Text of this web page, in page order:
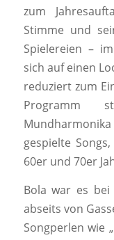
zum
Stimme und
Spielereien –
sich auf einen
reduziert zum
Programm
gespielte
60er und 70er
Bola war es
abseits von
Songperlen wie